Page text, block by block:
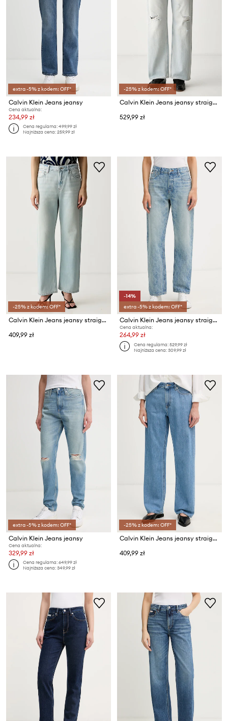
extra -5% z kodem: OFF*
Calvin Klein Jeans jeansy
Cena aktualna:
234,99 zł
Cena regularna:499,99 zł
Najniższa cena:259,99 zł
-25% z kodem: OFF*
Calvin Klein Jeans jeansy straight damskie
529,99 zł
-25% z kodem: OFF*
Calvin Klein Jeans jeansy straight damskie
409,99 zł
-14%
extra -5% z kodem: OFF*
Calvin Klein Jeans jeansy straight damskie
Cena aktualna:
264,99 zł
Cena regularna:529,99 zł
Najniższa cena:309,99 zł
extra -5% z kodem: OFF*
Calvin Klein Jeans jeansy
Cena aktualna:
329,99 zł
Cena regularna:649,99 zł
Najniższa cena:349,99 zł
-25% z kodem: OFF*
Calvin Klein Jeans jeansy straight damskie
409,99 zł